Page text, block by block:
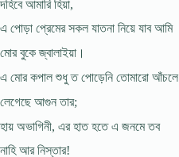
দহিবে আমারি হিয়া,
এ পোড়া প্রেমের সকল যাতনা নিয়ে যাব আমি
মোর বুকে জ্বালাইয়া।
এ মোর কপাল শুধু ত পোড়েনি তোমারো আঁচলে
লেগেছে আগুন তার;
হায় অভাগিনী, এর হাত হতে এ জনমে তব
নাহি আর নিস্তার!